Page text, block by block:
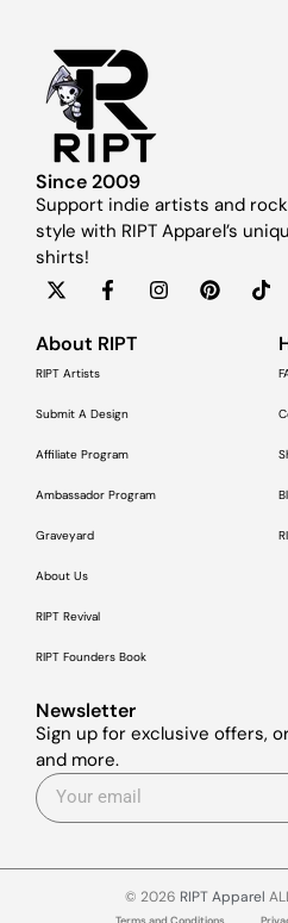
Since 2009
Support indie artists and
style with RIPT Apparel’s
shirts!
About RIPT
RIPT Artists
Submit A Design
Affiliate Program
Ambassador Program
Graveyard
About Us
RIPT Revival
RIPT Founders Book
Newsletter
Sign up for exclusive offers,
and more.
© 2026 RIPT Apparel